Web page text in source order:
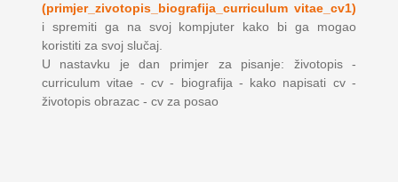
(primjer_zivotopis_biografija_curriculum vitae_cv1)
i spremiti ga na svoj kompjuter kako bi ga mogao
koristiti za svoj slučaj.
U nastavku je dan primjer za pisanje: životopis -
curriculum vitae - cv - biografija - kako napisati cv -
životopis obrazac - cv za posao